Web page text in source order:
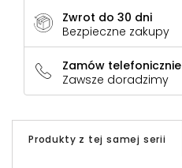
Zwrot do 30 dni
Bezpieczne zakupy
Zamów telefonicznie
Zawsze doradzimy
Produkty z tej samej serii